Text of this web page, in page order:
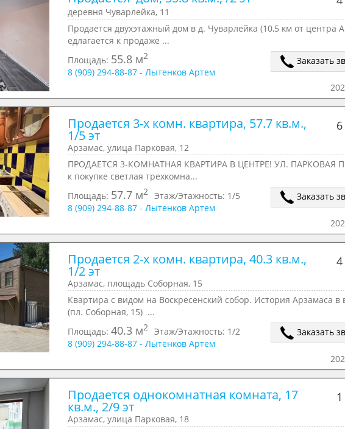
деревня Чуварлейка, 11
Продается двухэтажный дом в д. Чуварлейка (10,5 км от центра
едлагается к продаже ...
Площадь: 55.8 м2
Заказать
8 (909) 294-88-87 - Лытенков Артем
Продается 3-х комн. квартира, 57.7 кв.м.,
1/5 эт
Арзамас, улица Парковая, 12
ПРОДАЕТСЯ 3-КОМНАТНАЯ КВАРТИРА В ЦЕНТРЕ! УЛ. ПАРКОВАЯ
к покупке светлая трехкомна...
Площадь: 57.7 м2 Этаж/Этажность: 1/5
Заказать
8 (909) 294-88-87 - Лытенков Артем
Продается 2-х комн. квартира, 40.3 кв.м.,
1/2 эт
Арзамас, площадь Соборная, 15
Квартира с видом на Воскресенский собор. История Арзамаса в
(пл. Соборная, 15) ...
Площадь: 40.3 м2 Этаж/Этажность: 1/2
Заказать
8 (909) 294-88-87 - Лытенков Артем
Продается однокомнатная комната, 17
кв.м., 2/9 эт
Арзамас, улица Парковая, 18